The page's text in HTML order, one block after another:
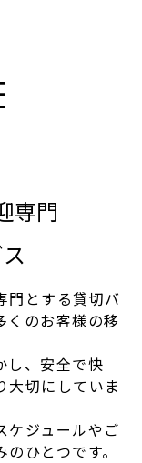
専門
門とする貸切バ
くのお客様の移
し、安全で快
大切にしていま
ケジュールやご
ひとつです。